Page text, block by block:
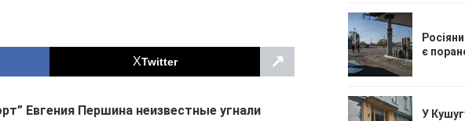
Twitter ↗
Евгения Першина неизвестные угнали
є
У